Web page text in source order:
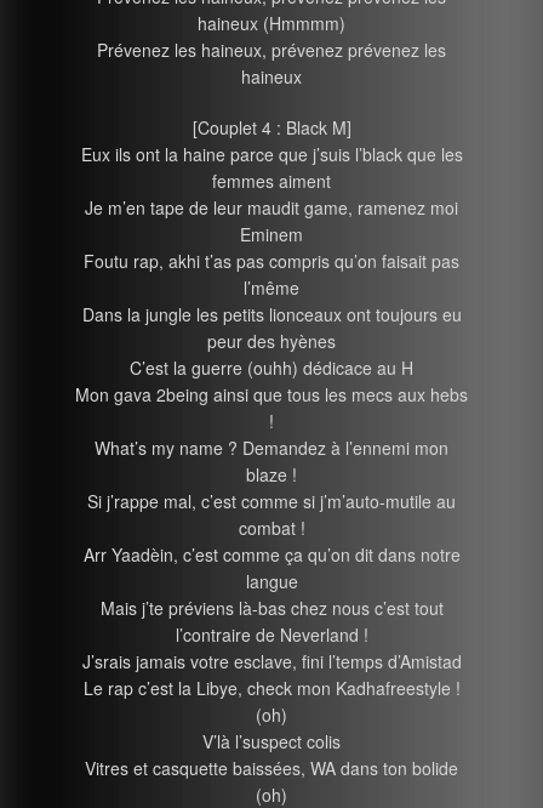
haineux (Hmmmm)
Prévenez les haineux, prévenez prévenez les
haineux
[Couplet 4 : Black M]
Eux ils ont la haine parce que j’suis l’black que les
femmes aiment
Je m’en tape de leur maudit game, ramenez moi
Eminem
Foutu rap, akhi t’as pas compris qu’on faisait pas
l’même
Dans la jungle les petits lionceaux ont toujours eu
peur des hyènes
C’est la guerre (ouhh) dédicace au H
Mon gava 2being ainsi que tous les mecs aux hebs
!
What’s my name ? Demandez à l’ennemi mon
blaze !
Si j’rappe mal, c’est comme si j’m’auto-mutile au
combat !
Arr Yaadèin, c’est comme ça qu’on dit dans notre
langue
Mais j’te préviens là-bas chez nous c’est tout
l’contraire de Neverland !
J’srais jamais votre esclave, fini l’temps d’Amistad
Le rap c’est la Libye, check mon Kadhafreestyle !
(oh)
V’là l’suspect colis
Vitres et casquette baissées, WA dans ton bolide
(oh)